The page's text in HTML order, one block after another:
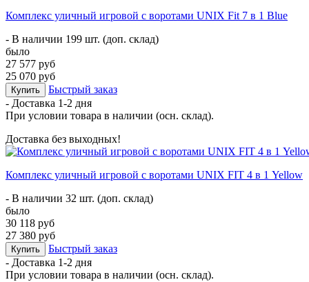
Комплекс уличный игровой с воротами UNIX Fit 7 в 1 Blue
- В наличии 199 шт. (доп. склад)
было
27 577 руб
25 070 руб
Купить
Быстрый заказ
- Доставка 1-2 дня
При условии товара в наличии (осн. склад).
Доставка без выходных!
Комплекс уличный игровой с воротами UNIX FIT 4 в 1 Yellow
- В наличии 32 шт. (доп. склад)
было
30 118 руб
27 380 руб
Купить
Быстрый заказ
- Доставка 1-2 дня
При условии товара в наличии (осн. склад).